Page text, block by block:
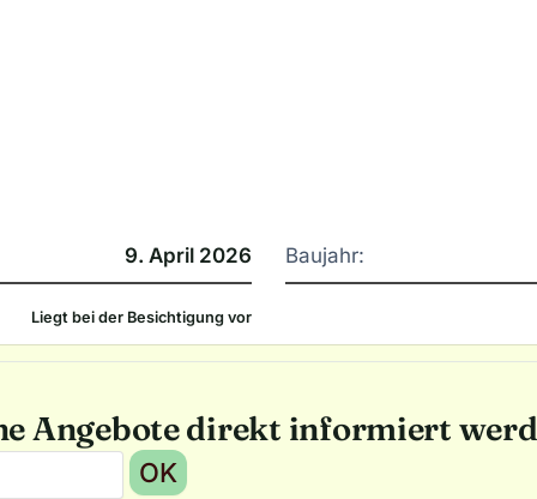
9. April 2026 Baujahr:
Liegt bei der Besichtigung vor
Angebote direkt informiert
OK